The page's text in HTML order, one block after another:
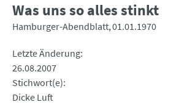
Was uns so alles stinkt
Hamburger-Abendblatt 01.01.1970
Letzte Änderung
26.08.2007
Stichwort(e)
Dicke Luft